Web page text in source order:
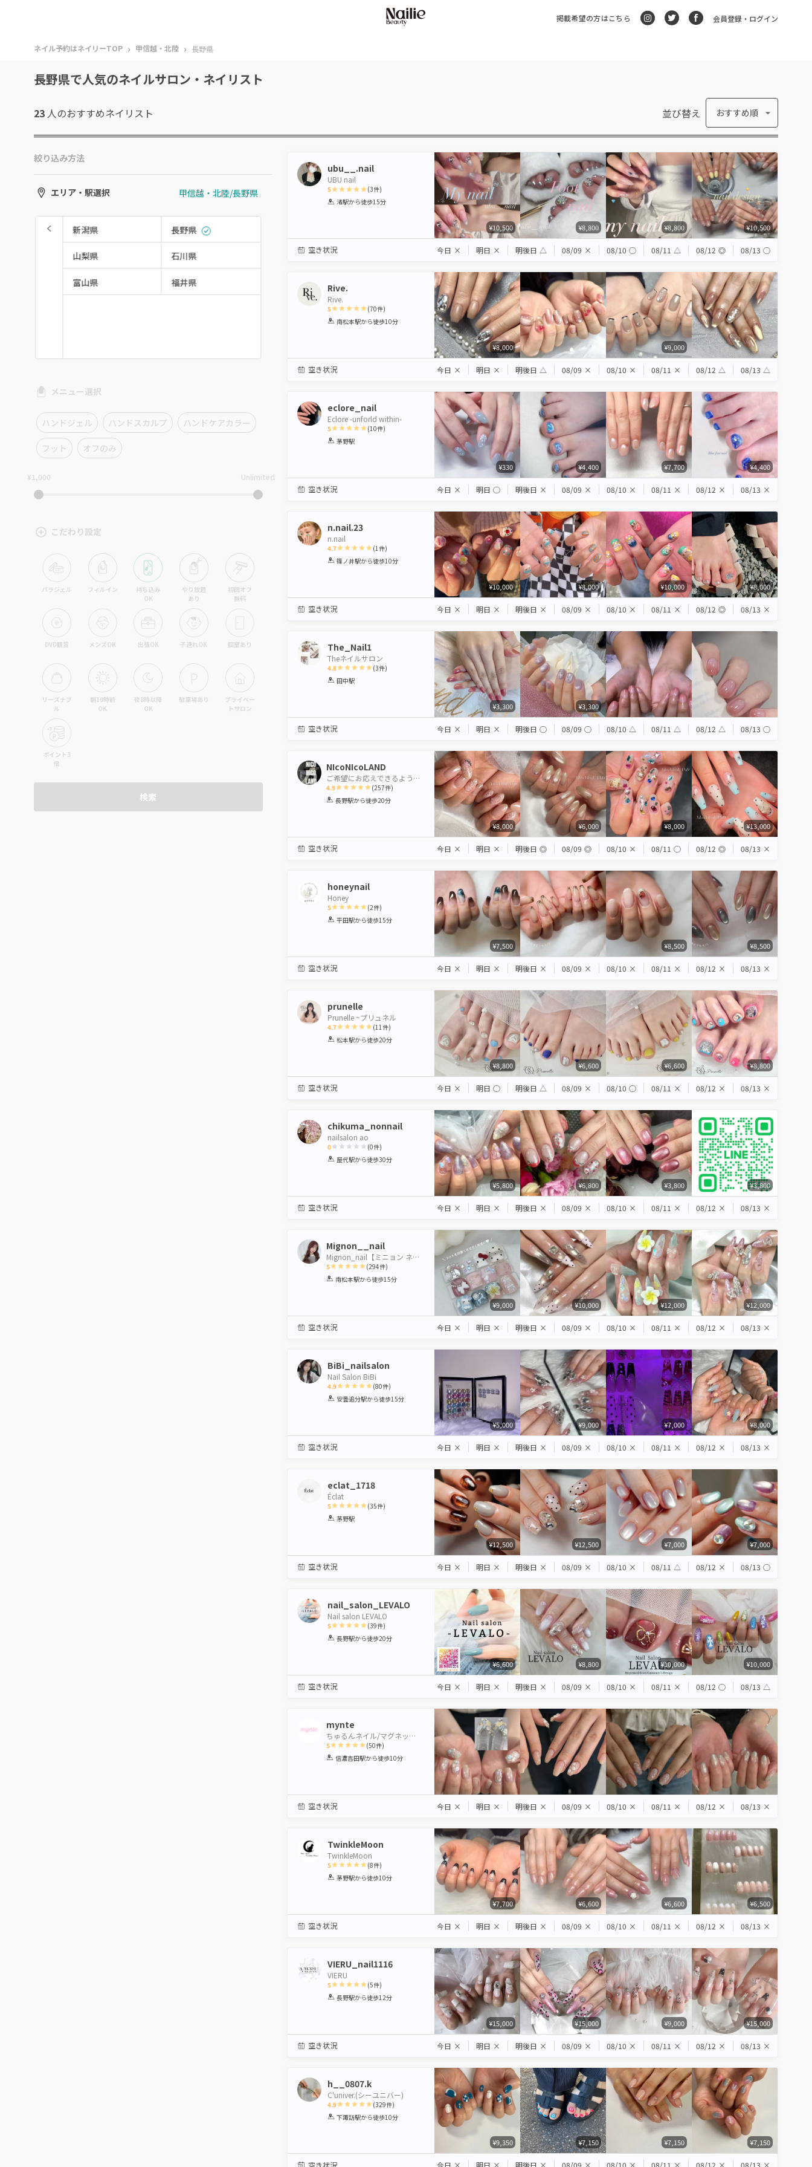
掲載希望の方はこちら 会員登録・ログイン
ネイル予約はネイリーTOP › 甲信越・北陸 › 長野県
長野県で人気のネイルサロン・ネイリスト
23 人のおすすめネイリスト 並び替え おすすめ順
絞り込み方法
エリア・駅選択 甲信越・北陸/長野県
新潟県 長野県
山梨県 石川県
富山県 福井県
エリアから選ぶ
メニュー選択
ハンドジェル ハンドスカルプ ハンドケアカラー
フット オフのみ
¥1,000 Unlimited
こだわり設定
パラジェル フィルイン
持ち込み
OK
やり放題
あり
初回オフ
無料
DVD観賞 メンズOK 出張OK 子連れOK 個室あり
リーズナブ
ル
朝10時前
OK
夜8時以降
OK
駐車場あり
プライベー
トサロン
ポイント3
倍
検索
ubu__.nail
UBU nail
5
1 2 3 4 5
(3件)
渚駅から徒歩15分
¥10,500 ¥8,800 ¥8,800 ¥10,500
空き状況 今日 × 明日 × 明後日 △ 08/09 × 08/10 ◯ 08/11 △ 08/12 ◎ 08/13 ◯
Rive.
Rive.
5
1 2 3 4 5
(70件)
南松本駅から徒歩10分
¥8,000 ¥9,000
空き状況 今日 × 明日 × 明後日 △ 08/09 × 08/10 × 08/11 × 08/12 △ 08/13 △
eclore_nail
Eclore -unforld within-
5
1 2 3 4
(10件)
茅野駅
¥330 ¥4,400 ¥7,700 ¥4,400
空き状況 今日 × 明日 ◯ 明後日 × 08/09 × 08/10 × 08/11 × 08/12 × 08/13 ×
n.nail.23
n.nail
4.7
1 2 3 4 5
(1 件)
篠ノ井駅から徒歩10分
¥10,000 ¥8,000 ¥10,000 ¥8,000
空き状況 今日 × 明日 × 明後日 × 08/09 × 08/10 × 08/11 × 08/12 ◎ 08/13 ×
The_Nail1
Theネイルサロン
4.8
1 2 3
(3件)
田中駅
¥3,300 ¥3,300
空き状況 今日 × 明日 × 明後日 ◯ 08/09 ◯ 08/10 △ 08/11 △ 08/12 △ 08/13 ◯
NIcoNIcoLAND
ご希望にお応えできるよう努力
4.9
1 2 3 4 5
(257件)
長野駅から徒歩20分
¥8,000 ¥6,000 ¥8,000 ¥13,000
空き状況 今日 × 明日 × 明後日 ◎ 08/09 ◎ 08/10 × 08/11 ◯ 08/12 ◎ 08/13 ×
honeynail
Honey
5
1 2 3 4 5
(2件)
平田駅から徒歩15分
¥7,500 ¥8,500 ¥8,500
空き状況 今日 × 明日 × 明後日 × 08/09 × 08/10 × 08/11 × 08/12 × 08/13 ×
prunelle
Prunelle ~プリュネル
4.7
1 2 3 4 5
(11 件)
松本駅から徒歩20分
¥8,800 ¥6,600 ¥6,600 ¥8,800
空き状況 今日 × 明日 ◯ 明後日 △ 08/09 × 08/10 ◯ 08/11 × 08/12 × 08/13 ×
chikuma_nonnail
nailsalon ao
0
1 2 3 4 5
(0件)
屋代駅から徒歩30分
¥5,800 ¥6,800 ¥3,800 ¥3,800
空き状況 今日 × 明日 × 明後日 × 08/09 × 08/10 × 08/11 × 08/12 × 08/13 ×
Mignon__nail
Mignon_nail【ミニョン ネイル】
5
1 2 3 4 5
(294件)
南松本駅から徒歩15分
¥9,000 ¥10,000 ¥12,000 ¥12,000
空き状況 今日 × 明日 × 明後日 × 08/09 × 08/10 × 08/11 × 08/12 × 08/13 ×
BiBi_nailsalon
Nail Salon BiBi
4.9
1 2 3 4 5
(80件)
安曇追分駅から徒歩15分
¥5,000 ¥9,000 ¥7,000 ¥8,000
空き状況 今日 × 明日 × 明後日 × 08/09 × 08/10 × 08/11 × 08/12 × 08/13 ×
eclat_1718
Éclat
5
1 2 3 4
(35件)
茅野駅
¥12,500 ¥12,500 ¥7,000 ¥7,000
空き状況 今日 × 明日 × 明後日 × 08/09 × 08/10 × 08/11 △ 08/12 × 08/13 ◯
nail_salon_LEVALO
Nail salon LEVALO
5
1 2 3 4 5
(39件)
長野駅から徒歩20分
¥6,600 ¥8,800 ¥10,000 ¥10,000
空き状況 今日 × 明日 × 明後日 × 08/09 × 08/10 × 08/11 × 08/12 ◯ 08/13 △
mynte
ちゅるんネイル/マグネット/ナチュラル/シンプル/オフィスネ
5
1 2 3 4 5
(50件)
信濃吉田駅から徒歩10分
空き状況 今日 × 明日 × 明後日 × 08/09 × 08/10 × 08/11 × 08/12 × 08/13 ×
TwinkleMoon
TwinkleMoon
5
1 2 3 4 5
(8件)
茅野駅から徒歩10分
¥7,700 ¥6,600 ¥6,600 ¥6,500
空き状況 今日 × 明日 × 明後日 × 08/09 × 08/10 × 08/11 × 08/12 × 08/13 ×
VIERU_nail1116
VIERU
5
1 2 3 4 5
(5件)
長野駅から徒歩12分
¥15,000 ¥15,000 ¥9,000 ¥15,000
空き状況 今日 × 明日 × 明後日 × 08/09 × 08/10 × 08/11 × 08/12 × 08/13 ×
h__0807.k
C'univer.(シーユニバー)
4.9
1 2 3 4 5
(329件)
下諏訪駅から徒歩10分
¥9,350 ¥7,150 ¥7,150 ¥7,150
空き状況